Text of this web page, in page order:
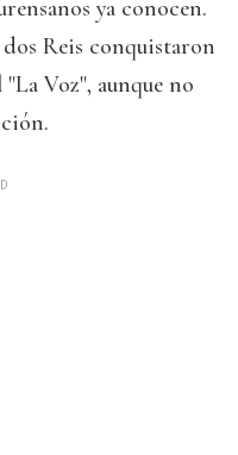
ya conocen.
Reis conquistaron
Voz", aunque no